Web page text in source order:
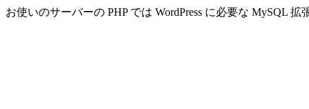
お使いのサーバーの PHP では WordPress に必要な MySQL